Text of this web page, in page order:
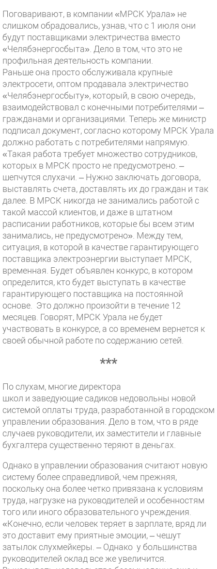
Поговаривают, в компании «МРСК Урала» не
слишком обрадовались, узнав, что с 1 июля они
будут поставщиками электричества вместо
«Челябэнергосбыта». Дело в том, что это не
профильная деятельность компании.
Раньше она просто обслуживала крупные
электросети, оптом продавала электричество
«Челябэнергосбыту», который, в свою очередь,
взаимодействовал с конечными потребителями –
гражданами и организациями. Теперь же министр
подписал документ, согласно которому МРСК Урала
должно работать с потребителями напрямую.
«Такая работа требует множество сотрудников,
которых в МРСК просто не предусмотрено. –
шепчутся слухачи. – Нужно заключать договора,
выставлять счета, доставлять их до граждан и так
далее. В МРСК никогда не занимались работой с
такой массой клиентов, и даже в штатном
расписании работников, которые бы всем этим
занимались, не предусмотрено». Между тем,
ситуация, в которой в качестве гарантирующего
поставщика электроэнергии выступает МРСК,
временная. Будет объявлен конкурс, в котором
определится, кто будет выступать в качестве
гарантирующего поставщика на постоянной
основе. Это должно произойти в течение 12
месяцев. Говорят, МРСК Урала не будет
участвовать в конкурсе, а со временем вернется к
своей обычной работе по содержанию сетей.
***
По слухам, многие директора
школ и заведующие садиков недовольны новой
системой оплаты труда, разработанной в городском
управлении образования. Дело в том, что в ряде
случаев руководители, их заместители и главные
бухгалтера существенно теряют в деньгах.
Однако в управлении образования считают новую
систему более справедливой, чем прежняя,
поскольку она более четко привязана к условиям
труда, нагрузке на руководителей и особенностям
того или иного образовательного учреждения.
«Конечно, если человек теряет в зарплате, вряд ли
это доставит ему приятные эмоции, – чешут
затылок слухмейкеры. – Однако у большинства
руководителей оклад все же увеличится.